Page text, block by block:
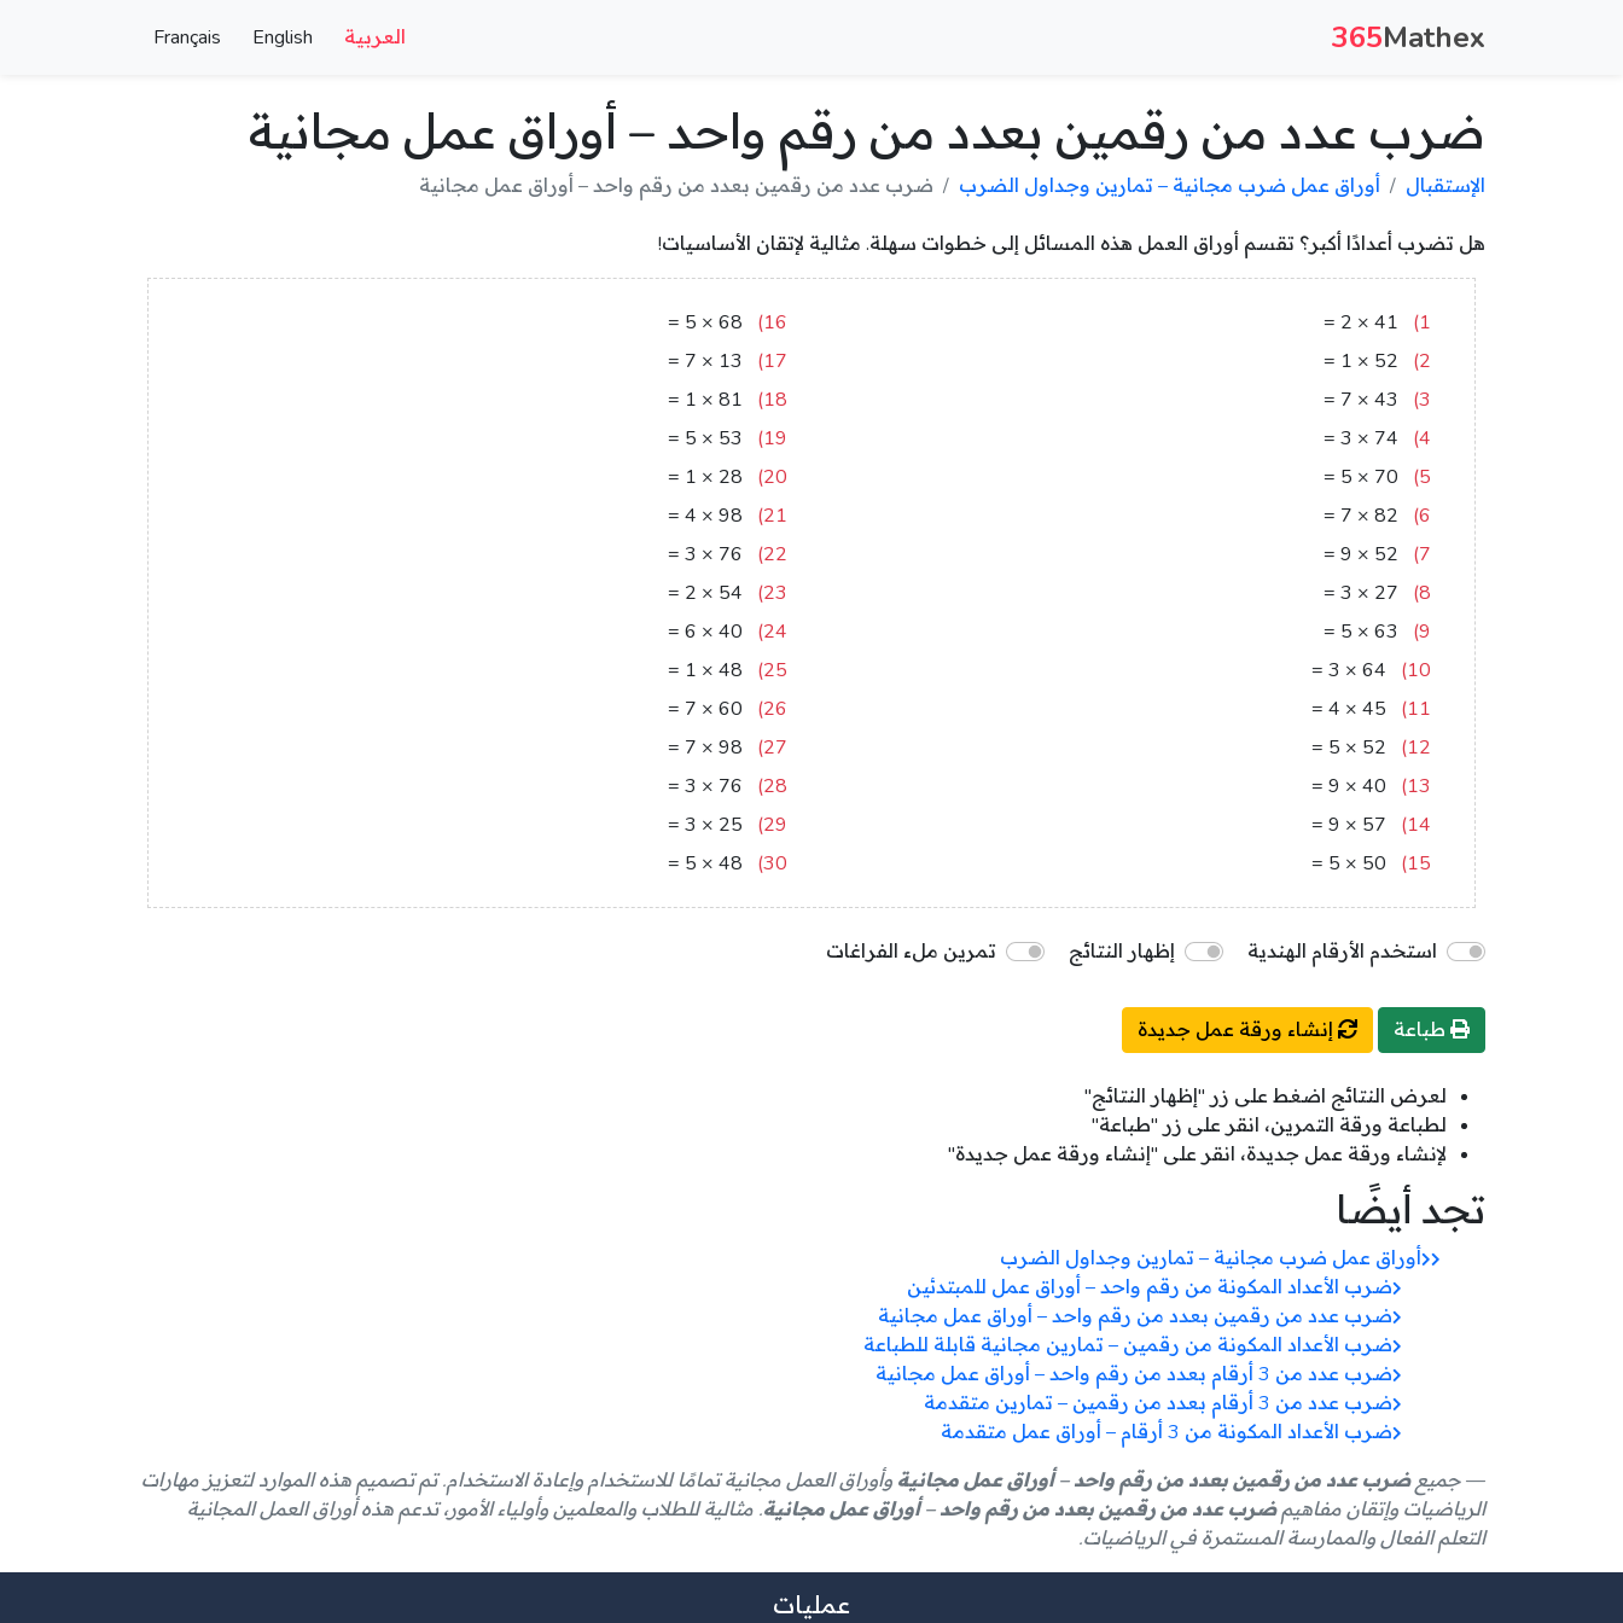
365Mathex العربية English
Français
ضرب عدد من رقمين بعدد من رقم واحد – أوراق عمل مجانية
الإستقبال أوراق عمل ضرب مجانية – تمارين وجداول الضرب ضرب عدد من رقمين بعدد من رقم واحد – أوراق عمل مجانية
هل تضرب أعدادًا أكبر؟ تقسم أوراق العمل هذه المسائل إلى خطوات سهلة. مثالية لإتقان الأساسيات!
1)
41
×
2
=
2)
52
×
1
=
3)
43
×
7
=
4)
74
×
3
=
5)
70
×
5
=
6)
82
×
7
=
7)
52
×
9
=
8)
27
×
3
=
9)
63
×
5
=
10)
64
×
3
=
11)
45
×
4
=
12)
52
×
5
=
13)
40
×
9
=
14)
57
×
9
=
15)
50
×
5
=
16)
68
×
5
=
17)
13
×
7
=
18)
81
×
1
=
19)
53
×
5
=
20)
28
×
1
=
21)
98
×
4
=
22)
76
×
3
=
23)
54
×
2
=
24)
40
×
6
=
25)
48
×
1
=
26)
60
×
7
=
27)
98
×
7
=
28)
76
×
3
=
29)
25
×
3
=
30)
48
×
5
=
استخدم الأرقام الهندية إظهار النتائج تمرين ملء الفراغات
طباعة إنشاء ورقة عمل جديدة
لعرض النتائج اضغط على زر "إظهار النتائج"
لطباعة ورقة التمرين، انقر على زر "طباعة"
لإنشاء ورقة عمل جديدة، انقر على "إنشاء ورقة عمل جديدة"
تجد أيضًا
أوراق عمل ضرب مجانية – تمارين وجداول الضرب
ضرب الأعداد المكونة من رقم واحد – أوراق عمل للمبتدئين
ضرب عدد من رقمين بعدد من رقم واحد – أوراق عمل مجانية
ضرب الأعداد المكونة من رقمين – تمارين مجانية قابلة للطباعة
ضرب عدد من 3 أرقام بعدد من رقم واحد – أوراق عمل مجانية
ضرب عدد من 3 أرقام بعدد من رقمين – تمارين متقدمة
ضرب الأعداد المكونة من 3 أرقام – أوراق عمل متقدمة
جميعضرب عدد من رقمين بعدد من رقم واحد – أوراق عمل مجانية وأوراق العمل مجانية تمامًا للاستخدام وإعادة الاستخدام. تم تصميم هذه الموارد لتعزيز مهارات
الرياضيات وإتقان مفاهيمضرب عدد من رقمين بعدد من رقم واحد – أوراق عمل مجانية. مثالية للطلاب والمعلمين وأولياء الأمور، تدعم هذه أوراق العمل المجانية
التعلم الفعال والممارسة المستمرة في الرياضيات.
عمليات